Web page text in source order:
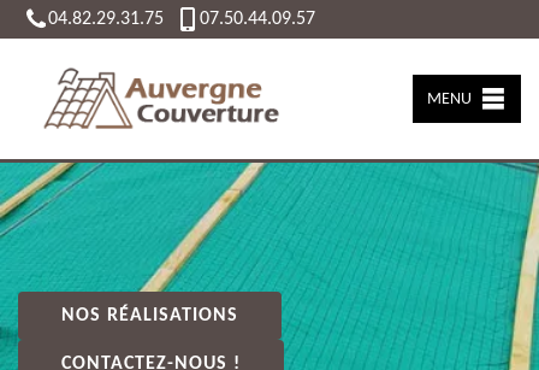
04.82.29.31.75 07.50.44.09.57
MENU
NOS RÉALISATIONS
CONTACTEZ-NOUS !